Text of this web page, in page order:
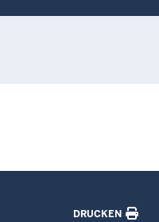
DRUCKEN